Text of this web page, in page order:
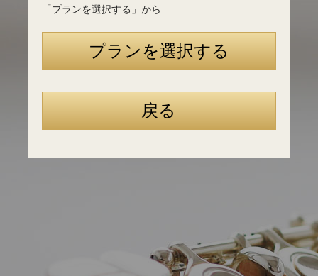
「プランを選択する」から